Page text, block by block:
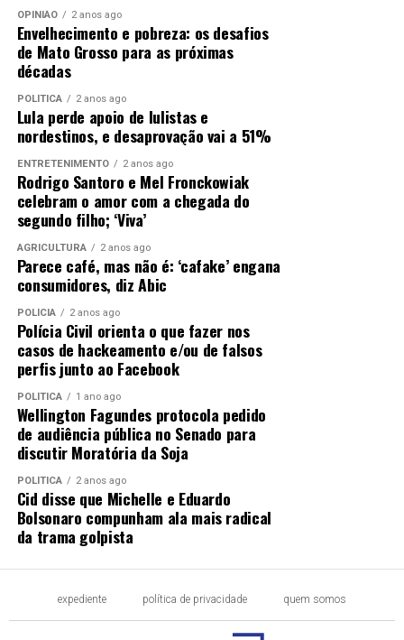
OPINIÃO 2 anos ago
Envelhecimento e pobreza: os desafios
de Mato Grosso para as próximas
décadas
POLÍTICA 2 anos ago
Lula perde apoio de lulistas e
nordestinos, e desaprovação vai a 51%
ENTRETENIMENTO 2 anos ago
Rodrigo Santoro e Mel Fronckowiak
celebram o amor com a chegada do
segundo filho; ‘Viva’
AGRICULTURA 2 anos ago
Parece café, mas não é: ‘cafake’ engana
consumidores, diz Abic
POLÍCIA 2 anos ago
Polícia Civil orienta o que fazer nos
casos de hackeamento e/ou de falsos
perfis junto ao Facebook
POLÍTICA 1 ano ago
Wellington Fagundes protocola pedido
de audiência pública no Senado para
discutir Moratória da Soja
POLÍTICA 2 anos ago
Cid disse que Michelle e Eduardo
Bolsonaro compunham ala mais radical
da trama golpista
expediente política de privacidade quem somos